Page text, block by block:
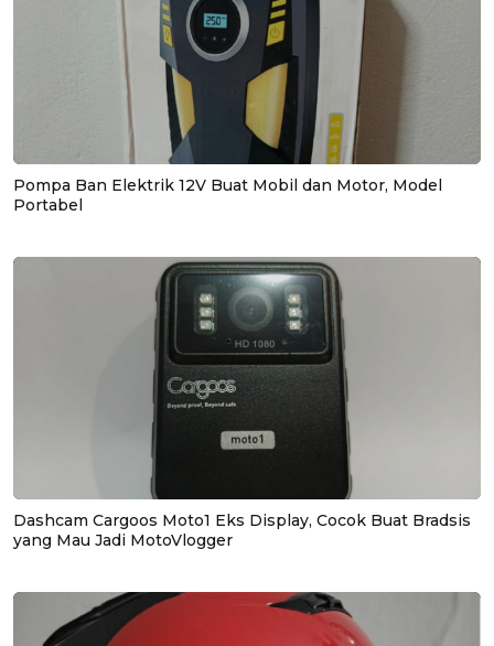
Pompa Ban Elektrik 12V Buat Mobil dan Motor, Model
Portabel
Dashcam Cargoos Moto1 Eks Display, Cocok Buat Bradsis
yang Mau Jadi MotoVlogger